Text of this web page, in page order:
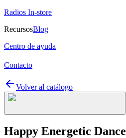
Radios In-store
RecursosBlog
Centro de ayuda
Contacto
Volver al catálogo
Happy Energetic Dance